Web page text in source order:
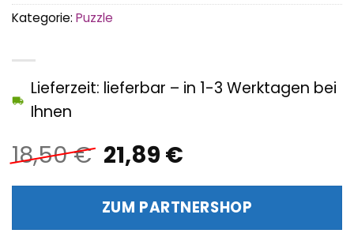
18,50€ Ursprünglicher
Preis
war:
18,50 €
21,89 €Aktueller
ist:
21,89 €.
Lieferzeit: lieferbar – in 1-3 Werktagen bei
Ihnen
ZUM PARTNERSHOP
Kategorie: Puzzle